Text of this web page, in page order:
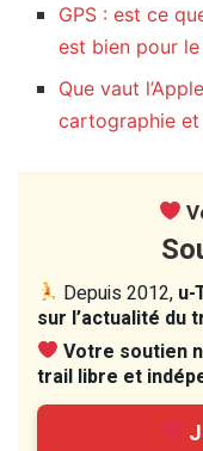
GPS : est ce
est bien pour
Que vaut
cartographie
Depuis 2012, u-
sur l’actualité du
Votre soutien
trail libre et